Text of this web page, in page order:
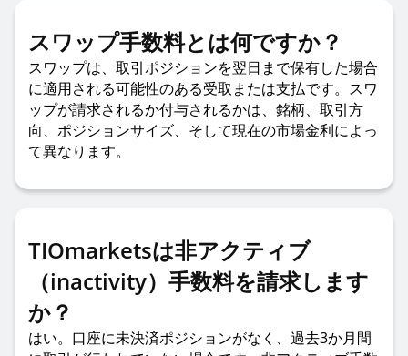
スワップ手数料とは何ですか？
スワップは、取引ポジションを翌日まで保有した場合
に適用される可能性のある受取または支払です。スワ
ップが請求されるか付与されるかは、銘柄、取引方
向、ポジションサイズ、そして現在の市場金利によっ
て異なります。
TIOmarketsは非アクティブ
（inactivity）手数料を請求します
か？
はい。口座に未決済ポジションがなく、過去3か月間